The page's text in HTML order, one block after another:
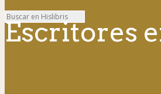
Escritores